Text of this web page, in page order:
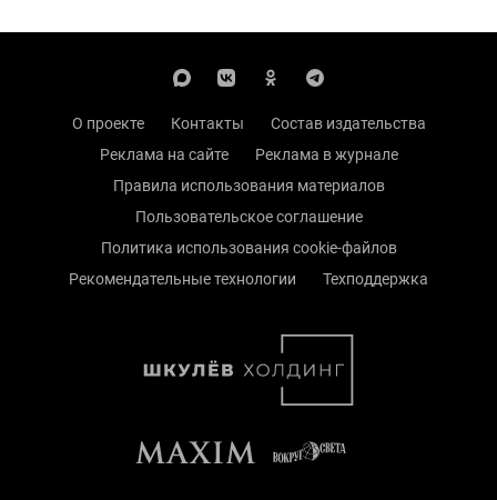
О проекте Контакты
Состав издательства
Реклама на сайте
Реклама в журнале
Правила использования материалов
Пользовательское соглашение
Политика использования cookie-файлов
Рекомендательные технологии
Техподдержка